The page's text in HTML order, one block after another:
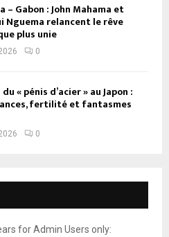
– Gabon : John Mahama et
Nguema relancent le rêve
plus unie
0
« pénis d’acier » au Japon :
fertilité et fantasmes
0
for Admin Users only: